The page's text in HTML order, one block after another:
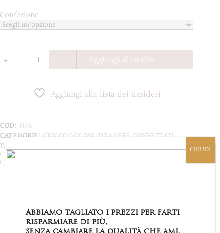
Confezione
quantità
Aggiungi al carrello
Aggiungi alla lista dei desideri
COD: N/A
CATEGORIE: CIOCCOGOLOSI
DRAGÉES CONFETTATI
TAG:
CONFETTI
CIOCCOLATO BIANCO
Descrizione
Abbiamo tagliato i prezzi per farti
risparmiare di più,
senza cambiare la qualità che ami.
CHIUDI